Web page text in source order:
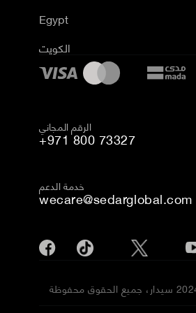
Egypt
الكويت
الرقم المجاني
+971 800 73327
خدمة الدعم
wecare@sedarglobal.com